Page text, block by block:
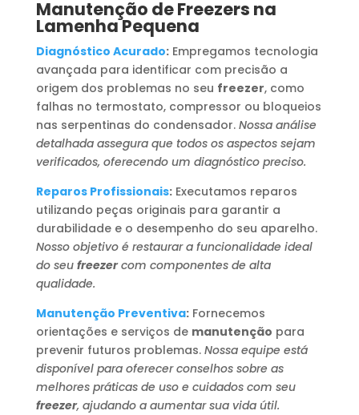
Manutenção de Freezers na
Lamenha Pequena
Diagnóstico Acurado:Empregamos tecnologia
avançada para identificar com precisão a
origem dos problemas no seu freezer, como
falhas no termostato, compressor ou bloqueios
nas serpentinas do condensador. Nossa análise
detalhada assegura que todos os aspectos sejam
verificados, oferecendo um diagnóstico preciso.
Reparos Profissionais:Executamos reparos
utilizando peças originais para garantir a
durabilidade e o desempenho do seu aparelho.
Nosso objetivo é restaurar a funcionalidade ideal
do seu freezercom componentes de alta
qualidade.
Manutenção Preventiva:Fornecemos
orientações e serviços de manutenção para
prevenir futuros problemas. Nossa equipe está
disponível para oferecer conselhos sobre as
melhores práticas de uso e cuidados com seu
freezer, ajudando a aumentar sua vida útil.